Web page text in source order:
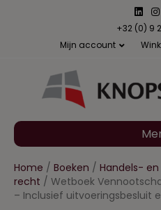
n
n
s
a
m
+32 (0) 9
Mijn account
Home / Boeken / Handels-
recht / Wetboek
– Inclusief uitvoeringsbesluit